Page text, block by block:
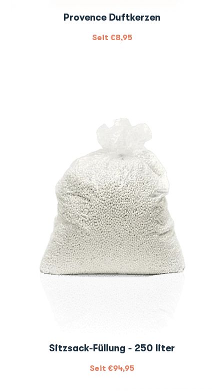
Provence Duftkerzen
Seit €8,95
Sitzsack-Füllung - 250 liter
Seit €94,95